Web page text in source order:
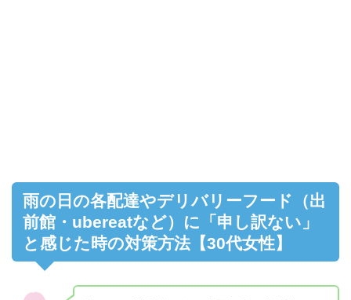
雨の日の各配達やデリバリーフード（出
前館・ubereatなど）に「申し訳ない」
と感じた時の対策方法【30代女性】